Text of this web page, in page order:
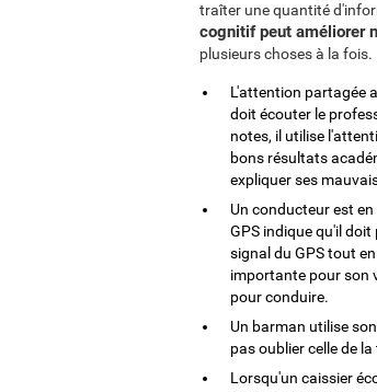
traîter une quantité
cognitif peut améliorer
plusieurs choses à la fois.
L'attention partagée
doit écouter le
notes, il utilise
bons résultats
expliquer ses
Un conducteur est
GPS indique qu'il
signal du GPS tout
importante pour son
pour conduire.
Un barman utilise
pas oublier celle de
Lorsqu'un caissier